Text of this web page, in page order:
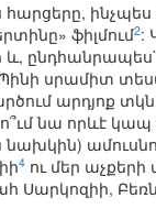
հարցերը,
ֆիլմում2:
և,
սրամիտ
արդյոք
նա որևէ կապ
նախկին)
4 ու մեր